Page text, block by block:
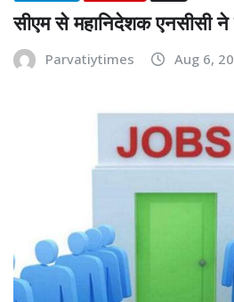
सीएम से महानिदेशक एनसीसी ने
Parvatiytimes Aug 6,